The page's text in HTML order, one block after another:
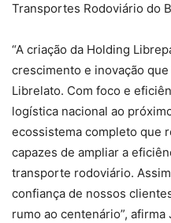
Transportes Rodoviário do
“A criação da Holding
crescimento e inovação
Librelato. Com foco e
logística nacional ao
ecossistema completo que
capazes de ampliar a
transporte rodoviário.
confiança de nossos
rumo ao centenário”,